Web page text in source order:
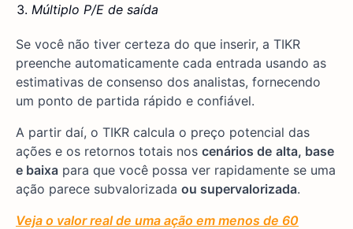
Múltiplo P/E de saída
Se você não tiver certeza do que inserir, a TIKR
preenche automaticamente cada entrada usando as
estimativas de consenso dos analistas, fornecendo
um ponto de partida rápido e confiável.
A partir daí, o TIKR calcula o preço potencial das
ações e os retornos totais nos cenários de alta, base
e baixa para que você possa ver rapidamente se uma
ação parece subvalorizada ou supervalorizada.
Veja o valor real de uma ação em menos de 60